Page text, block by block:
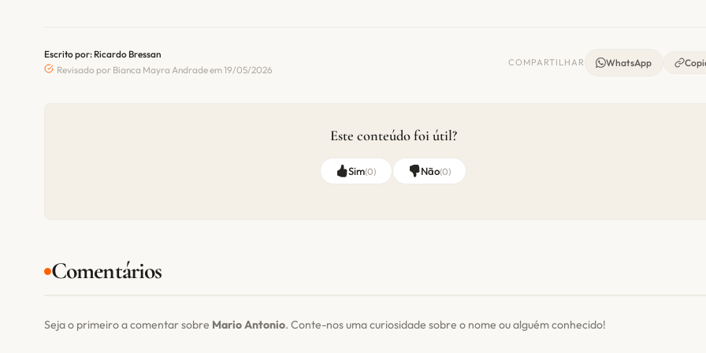
Escrito por: Ricardo Bressan
Revisado por Bianca Mayra Andrade em 19/05/2026
COMPARTILHAR WhatsApp
Este conteúdo foi útil?
Sim(0) Não(0)
Comentários
Seja o primeiro a comentar sobre Mario Antonio. Conte-nos uma curiosidade sobre o nome ou alguém conhecido!